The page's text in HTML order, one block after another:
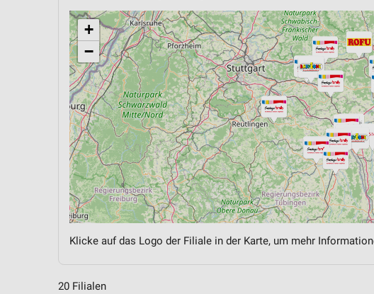
+
−
Klicke auf das Logo der Filiale in der Karte, um mehr
20 Filialen